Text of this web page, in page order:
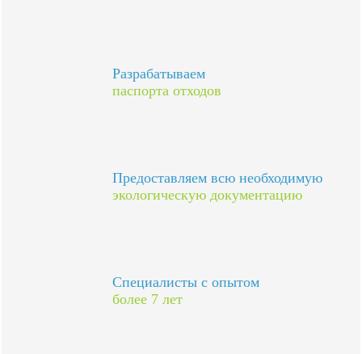
Разрабатываем
паспорта отходов
Предоставляем всю необходимую
экологическую документацию
Специалисты с опытом
более 7 лет